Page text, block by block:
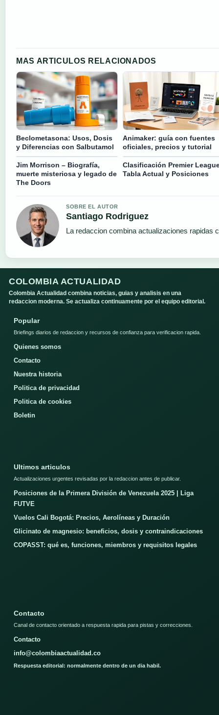
MAS ARTICULOS RELACIONADOS
Beclometasona: Usos, Dosis
y Diferencias con Salbutamol
Animaker: guía con fuentes
oficiales, precios y tutorial
Jim Morrison – Biografía,
muerte misteriosa y legado de
The Doors
Clasificación Premier
Tabla Actual y Posiciones
SOBRE EL AUTOR
Santiago Rodriguez
La redaccion combina actualizaciones rapidas
COLOMBIA ACTUALIDAD
Colombia Actualidad combina noticias, guias y analisis en una
redaccion moderna. Se actualiza continuamente por el equipo editorial.
Popular
Briefings diarios de redaccion y recursos de confianza para verificacion rapida.
Quienes somos
Contacto
Nuestra historia
Politica de privacidad
Politica de cookies
Boletin
Ultimos articulos
Actualizaciones urgentes revisadas por la redaccion antes de publicar.
Posiciones de la Primera División de Venezuela 2025 | Liga
FUTVE
Vuelos Cali Bogotá: Precios, Aerolíneas y Duración
Glicinato de magnesio: beneficios, dosis y contraindicaciones
COPASST: qué es, funciones, miembros y requisitos legales
Contacto
Canal de contacto orientado a respuesta rapida para pistas y correcciones.
Contacto
info@colombiaactualidad.co
Respuesta editorial: normalmente dentro de un dia habil.